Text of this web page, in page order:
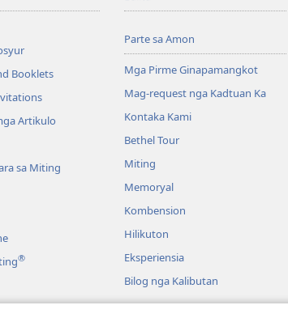
Booklets
Artikulo
sa Miting
®
Parte sa Amon
Mga Pirme Ginapamangkot
Mag-request nga Kadtuan Ka
Kontaka Kami
Bethel Tour
Miting
Memoryal
Kombension
Hilikuton
Eksperiensia
Bilog nga Kalibutan